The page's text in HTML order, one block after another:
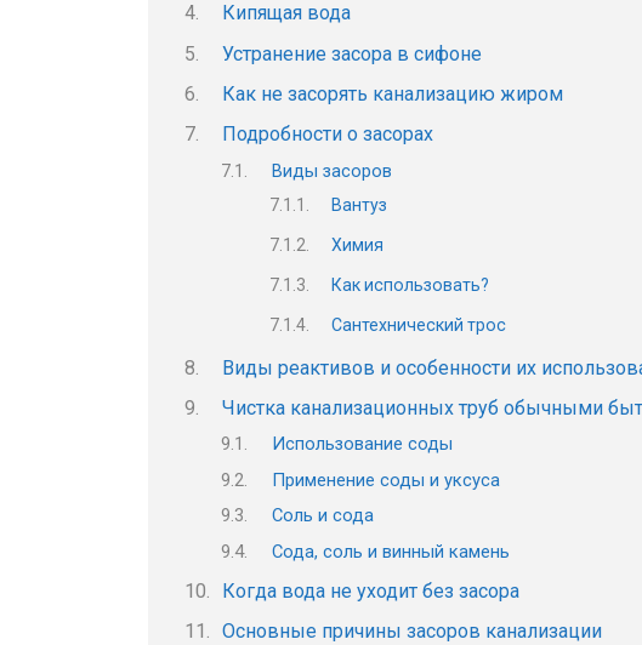
Кипящая вода
Устранение засора в сифоне
Как не засорять канализацию жиром
Подробности о засорах
Виды засоров
Вантуз
Химия
Как использовать?
Сантехнический трос
Виды реактивов и особенности их
Чистка канализационных труб обычными
Использование соды
Применение соды и уксуса
Соль и сода
Сода, соль и винный камень
Когда вода не уходит без засора
Основные причины засоров канализации